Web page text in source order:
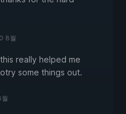
8월
really helped me
some things out.